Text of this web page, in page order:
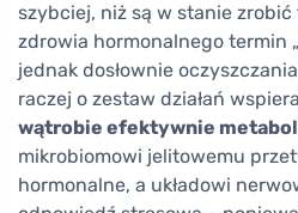
szybciej, niż są w stanie zrobić
zdrowia hormonalnego termin
jednak dosłownie
raczej o zestaw działań
wątrobie efektywnie
mikrobiomowi jelitowemu
hormonalne, a układowi